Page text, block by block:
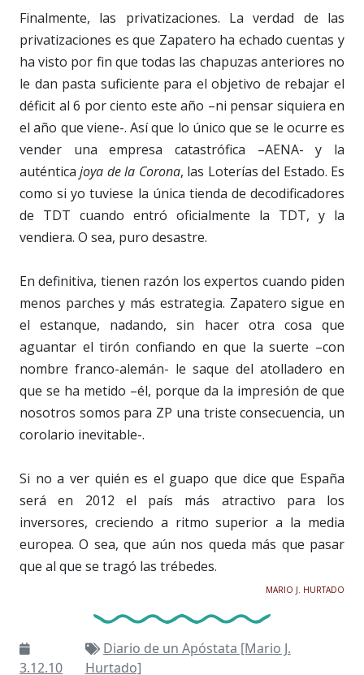
Finalmente, las privatizaciones. La verdad de las
privatizaciones es que Zapatero ha echado cuentas y
ha visto por fin que todas las chapuzas anteriores no
le dan pasta suficiente para el objetivo de rebajar el
déficit al 6 por ciento este año –ni pensar siquiera en
el año que viene-. Así que lo único que se le ocurre es
vender una empresa catastrófica –AENA- y la
auténticajoya de la Corona, las Loterías del Estado. Es
como si yo tuviese la única tienda de decodificadores
de TDT cuando entró oficialmente la TDT, y la
vendiera. O sea, puro desastre.
En definitiva, tienen razón los expertos cuando piden
menos parches y más estrategia. Zapatero sigue en
el estanque, nadando, sin hacer otra cosa que
aguantar el tirón confiando en que la suerte –con
nombre franco-alemán- le saque del atolladero en
que se ha metido –él, porque da la impresión de que
nosotros somos para ZP una triste consecuencia, un
corolario inevitable-.
Si no a ver quién es el guapo que dice que España
será en 2012 el país más atractivo para los
inversores, creciendo a ritmo superior a la media
europea. O sea, que aún nos queda más que pasar
que al que se tragó las trébedes.
MARIO J. HURTADO
3.12.10
Diario de un Apóstata [Mario J.
Hurtado]